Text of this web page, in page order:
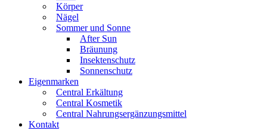
Körper
Nägel
Sommer und Sonne
After Sun
Bräunung
Insektenschutz
Sonnenschutz
Eigenmarken
Central Erkältung
Central Kosmetik
Central Nahrungsergänzungsmittel
Kontakt